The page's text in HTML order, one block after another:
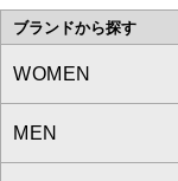
ブランドから探す
WOMEN
a.v.v
MEN